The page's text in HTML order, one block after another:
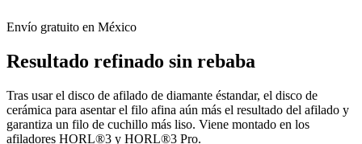
Envío gratuito en México
Resultado refinado sin rebaba
Tras usar el disco de afilado de diamante éstandar, el disco de
cerámica para asentar el filo afina aún más el resultado del afilado y
garantiza un filo de cuchillo más liso. Viene montado en los
afiladores HORL®3 y HORL®3 Pro.